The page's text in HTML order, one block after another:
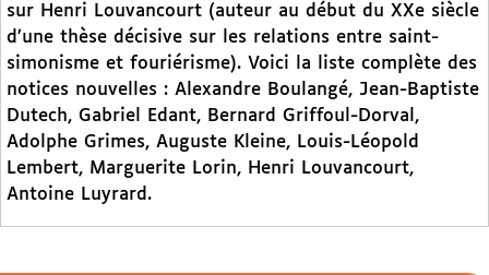
sur Henri Louvancourt (auteur au début du XXe siècle
d’une thèse décisive sur les relations entre saint-
simonisme et fouriérisme). Voici la liste complète des
notices nouvelles : Alexandre Boulangé, Jean-Baptiste
Dutech, Gabriel Edant, Bernard Griffoul-Dorval,
Adolphe Grimes, Auguste Kleine, Louis-Léopold
Lembert, Marguerite Lorin, Henri Louvancourt,
Antoine Luyrard.